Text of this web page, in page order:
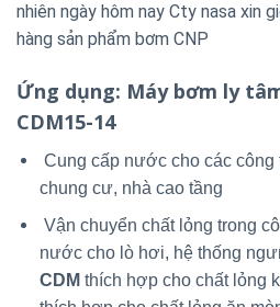
nhiên ngày hôm nay Cty nasa xin
hàng sản phẩm bơm CNP
Ứng dụng: Máy bơm ly
CDM15-14
Cung cấp nước cho các công
chung cư, nhà cao tầng
Vận chuyển chất lỏng trong
nước cho lò hơi, hệ thống
CDM thích hợp cho chất lỏng